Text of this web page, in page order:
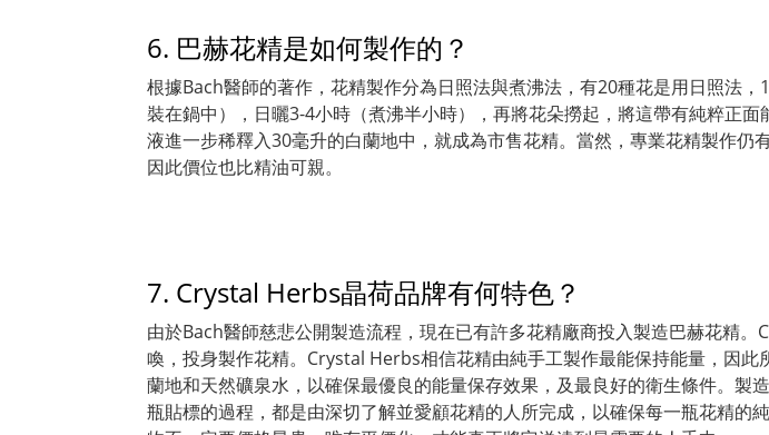
6. 巴赫花精是如何製作的？
根據Bach醫師的著作，花精製作分為日照法與煮沸法，有20種花是用日照法
裝在鍋中），日曬3-4小時（煮沸半小時），再將花朵撈起，將這帶有純粹正
液進一步稀釋入30毫升的白蘭地中，就成為市售花精。當然，專業花精製作仍
因此價位也比精油可親。
7. Crystal Herbs晶荷品牌有何特色？
由於Bach醫師慈悲公開製造流程，現在已有許多花精廠商投入製造巴赫花精
喚，投身製作花精。Crystal Herbs相信花精由純手工製作最能保持能量，因
蘭地和天然礦泉水，以確保最優良的能量保存效果，及最良好的衛生條件。
瓶貼標的過程，都是由深切了解並愛顧花精的人所完成，以確保每一瓶花精